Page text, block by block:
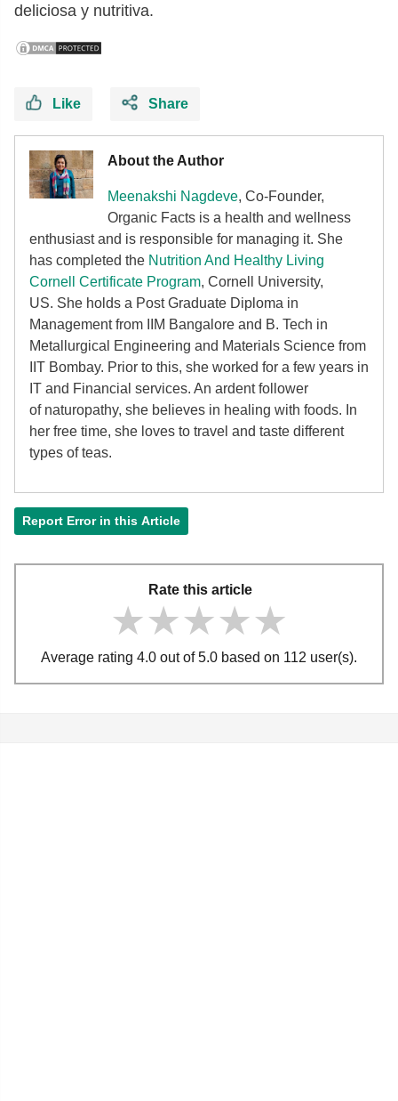
deliciosa y nutritiva.
Like Share
About the Author
Meenakshi Nagdeve, Co-Founder,
Organic Facts is a health and wellness
enthusiast and is responsible for managing it. She
has completed the Nutrition And Healthy Living
Cornell Certificate Program, Cornell University,
US. She holds a Post Graduate Diploma in
Management from IIM Bangalore and B. Tech in
Metallurgical Engineering and Materials Science from
IIT Bombay. Prior to this, she worked for a few years in
IT and Financial services. An ardent follower
of naturopathy, she believes in healing with foods. In
her free time, she loves to travel and taste different
types of teas.
Report Error in this Article
Rate this article
★★★★★
★★★★★
★★★★★
Average rating 4.0 out of 5.0 based on 112 user(s).